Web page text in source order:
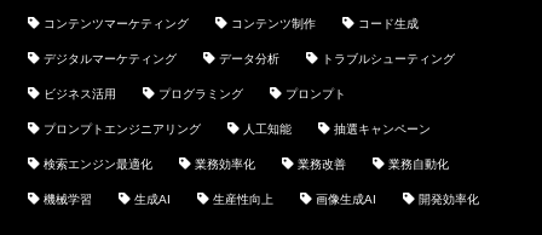
コンテンツマーケティング コンテンツ制作 コード生成
デジタルマーケティング データ分析 トラブルシューティング
ビジネス活用 プログラミング プロンプト
プロンプトエンジニアリング 人工知能 抽選キャンペーン
検索エンジン最適化 業務効率化 業務改善 業務自動化
機械学習 生成AI 生産性向上 画像生成AI 開発効率化